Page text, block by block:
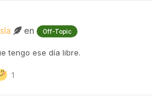
en Off-Topic
tengo ese día libre.
1